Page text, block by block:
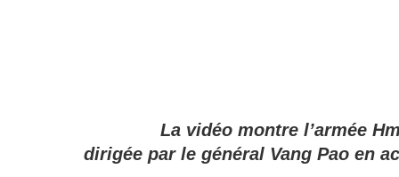
La vidéo montre l’armée
dirigée par le général Vang Pao en